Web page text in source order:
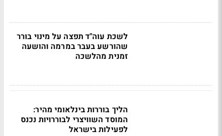
לשכת עוה"ד תפצה על מינוי בורר
שהורשע בעבר במרמה והושעה
זמנית מהלשכה
הליך בוררות בינלאומי מהיר:
המוסד השוויצרי לבוררויות נכנס
לפעילות בישראל